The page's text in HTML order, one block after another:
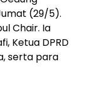
(29/5).
Chair. Ia
Ketua DPRD
serta para